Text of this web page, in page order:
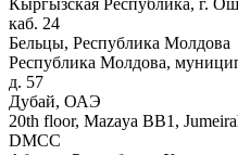
Кыргызская Республика, г.
каб. 24
Бельцы, Республика Молдова
Республика Молдова,
д. 57
Дубай, ОАЭ
20th floor, Mazaya BB1,
DMCC